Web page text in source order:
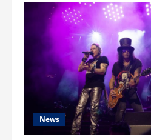
5
ข้อ
ที่
ไม่
ควร
พลาด
Guns
N’
Roses
2025
World
Tour
–
Bangkok
คอนเสิร์ต
ที่
News